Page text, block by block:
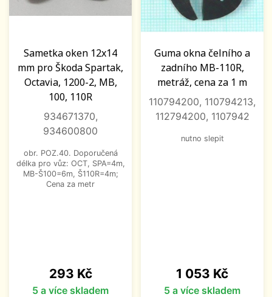
Sametka oken 12x14
mm pro Škoda Spartak,
Octavia, 1200-2, MB,
100, 110R
934671370,
934600800
obr. POZ.40. Doporučená
délka pro vůz: OCT, SPA=4m,
MB-Š100=6m, Š110R=4m;
Cena za metr
Cena
293 Kč
5 a více skladem
Guma okna čelního a
zadního MB-110R,
metráž, cena za 1 m
110794200, 110794213,
112794200, 1107942
nutno slepit
Cena
1 053 Kč
5 a více skladem